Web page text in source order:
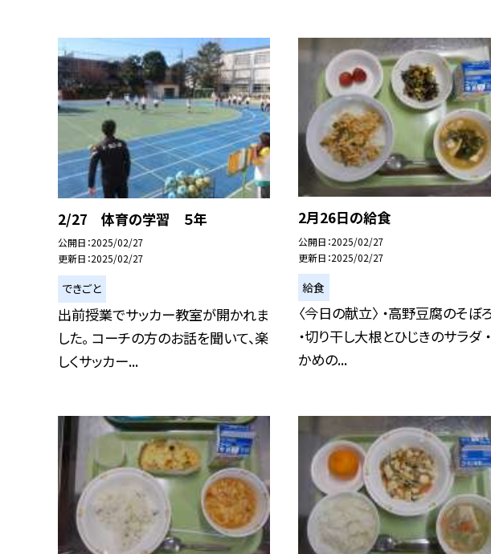
2/27 体育の学習 ５年
公開日 2025/02/27
更新日 2025/02/27
できごと
出前授業でサッカー教室が開かれま
した。 コーチの方のお話を聞いて、楽
しくサッカー...
2月26日の給食
公開日 2025/02/27
更新日 2025/02/27
給食
〈今日の献立〉 ・高野豆腐のそぼ
・切り干し大根とひじきのサラダ
かめの...